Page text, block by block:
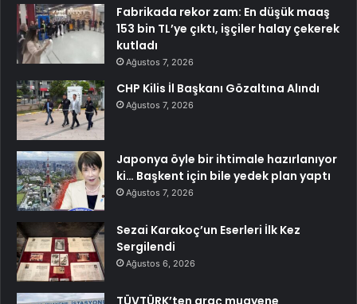
Fabrikada rekor zam: En düşük maaş
153 bin TL’ye çıktı, işçiler halay çekerek
kutladı
Ağustos 7, 2026
CHP Kilis İl Başkanı Gözaltına Alındı
Ağustos 7, 2026
Japonya öyle bir ihtimale hazırlanıyor
ki… Başkent için bile yedek plan yaptı
Ağustos 7, 2026
Sezai Karakoç’un Eserleri İlk Kez
Sergilendi
Ağustos 6, 2026
TÜVTÜRK’ten araç muayene